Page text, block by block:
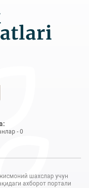
- 0
шахслар учун
ахборот портали